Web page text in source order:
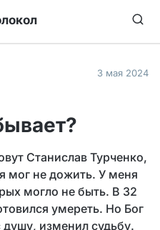
3 мая 2024
Станислав Турченко,
мог не дожить. У меня
могло не быть. В 32
умереть. Но Бог
душу, изменил судьбу.